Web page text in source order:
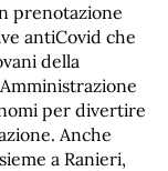
prenotazione
antiCovid che
della
per divertire
Anche
a Ranieri,